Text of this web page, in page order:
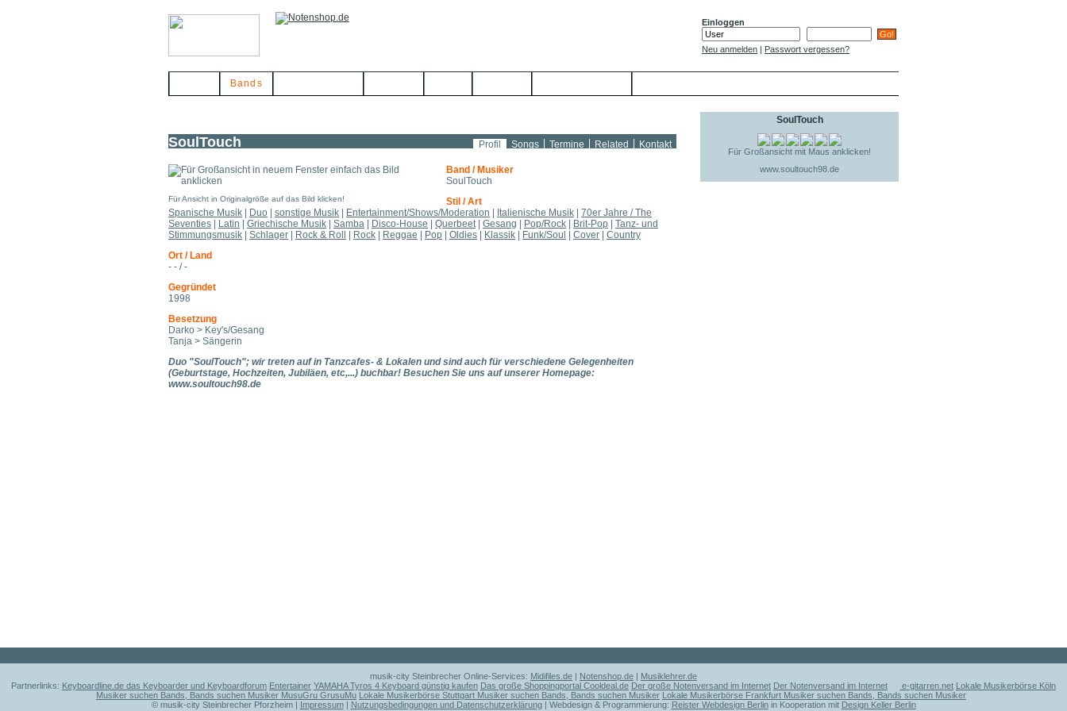
Einloggen
Neu anmelden | Passwort vergessen?
Bands
SoulTouch
Für Großansicht mit Maus anklicken!
www.soultouch98.de
Profil Songs Termine Related Kontakt
SoulTouch
Für Ansicht in Originalgröße auf das Bild klicken!
Band / Musiker
SoulTouch
Stil / Art
Spanische Musik
Duo sonstige Musik Entertainment/Shows/Moderation Italienische Musik
70er Jahre / The
Seventies
Latin Griechische Musik Samba Disco-House Querbeet| Gesang Pop/Rock Brit-Pop
Tanz- und
Stimmungsmusik
Schlager Rock & Roll Rock Reggae Pop Oldies Klassik Funk/Soul Cover
Country
Ort / Land
- - / -
Gegründet
1998
Besetzung
Darko > Key's/Gesang
Tanja > Sängerin
Duo "SoulTouch"; wir treten auf in Tanzcafes- & Lokalen und sind auch für verschiedene Gelegenheiten
(Geburtstage, Hochzeiten, Jubiläen, etc,...) buchbar! Besuchen Sie uns auf unserer Homepage:
www.soultouch98.de
musik-city Steinbrecher Online-Services: Midifiles.de | Notenshop.de | Musiklehrer.de
Partnerlinks: Keyboardline.de das Keyboarder und Keyboardforum Entertainer YAMAHA Tyros 4 Keyboard günstig kaufen Das große Shoppingportal Cooldeal.de Der große Notenversand im Internet Der Notenversand im Internet e-gitarren.net Lokale Musikerbörse Köln
Musiker suchen Bands, Bands suchen Musiker MusuGru GrusuMu Lokale Musikerbörse Stuttgart Musiker suchen Bands, Bands suchen Musiker Lokale Musikerbörse Frankfurt Musiker suchen Bands, Bands suchen Musiker
© musik-city Steinbrecher Pforzheim | Impressum| Nutzungsbedingungen und Datenschutzerklärung| Webdesign & Programmierung: Reister Webdesign Berlinin Kooperation mit Design Keller Berlin